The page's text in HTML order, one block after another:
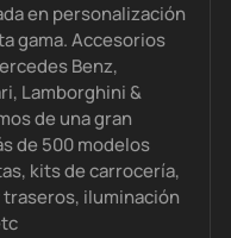
en personalización
gama. Accesorios
Benz,
Lamborghini &
de una gran
de 500 modelos
kits de carrocería,
iluminación